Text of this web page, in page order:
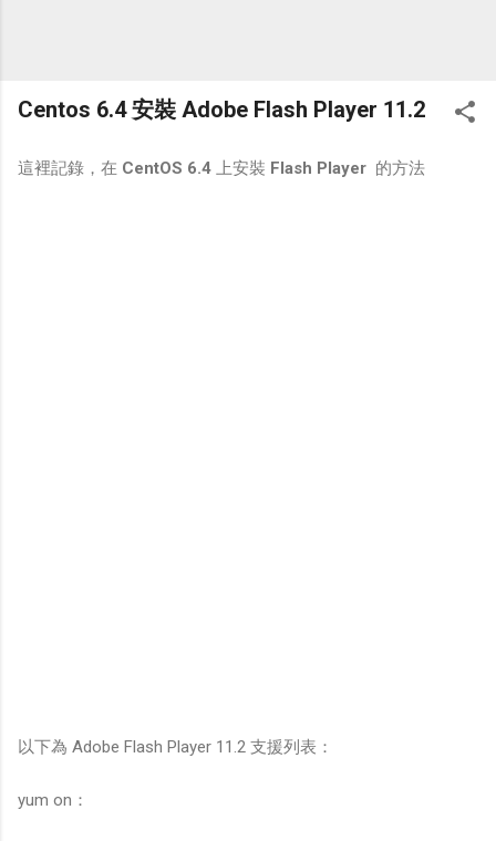
Centos 6.4 安裝 Adobe Flash Player 11.2
這裡記錄，在 CentOS 6.4 上安裝 Flash Player 的方法
以下為 Adobe Flash Player 11.2 支援列表：
yum on：